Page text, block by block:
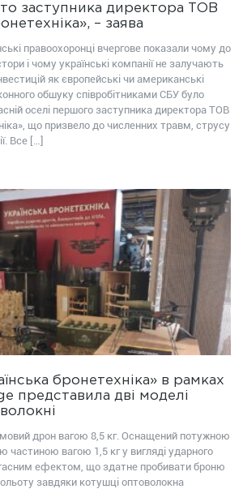
заступника директора ТОВ
– заява
правоохоронці вчергове показали чому до
і чому українські компанії не залучають
як європейські чи американські
обшуку співробітниками СБУ було
оселі першого заступника директора ТОВ
що призвело до численних травм, струсу
Все […]
бронетехніка» в рамках
представила дві моделі
дрон вагою 8,5 кг. Оснащений потужною
частиною вагою 1,5 кг у вигляді ударного
ефектом, що здатне пробивати броню
завдяки котушці оптоволокна